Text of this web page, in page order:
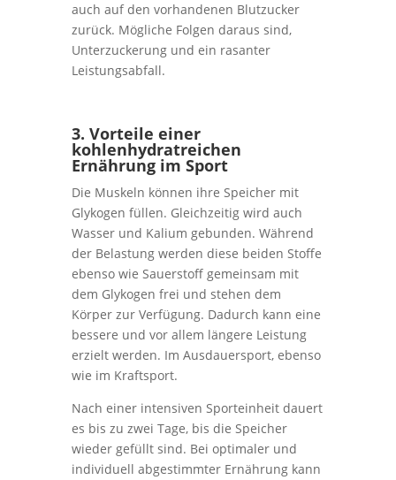
auch auf den vorhandenen Blutzucker
zurück. Mögliche Folgen daraus sind,
Unterzuckerung und ein rasanter
Leistungsabfall.
3. Vorteile einer
kohlenhydratreichen
Ernährung im Sport
Die Muskeln können ihre Speicher mit
Glykogen füllen. Gleichzeitig wird auch
Wasser und Kalium gebunden. Während
der Belastung werden diese beiden Stoffe
ebenso wie Sauerstoff gemeinsam mit
dem Glykogen frei und stehen dem
Körper zur Verfügung. Dadurch kann eine
bessere und vor allem längere Leistung
erzielt werden. Im Ausdauersport, ebenso
wie im Kraftsport.
Nach einer intensiven Sporteinheit dauert
es bis zu zwei Tage, bis die Speicher
wieder gefüllt sind. Bei optimaler und
individuell abgestimmter Ernährung kann